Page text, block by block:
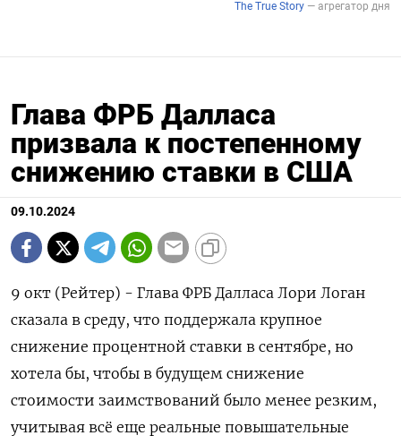
Глава ФРБ Далласа
призвала к постепенному
снижению ставки в США
09.10.2024
9 окт (Рейтер) - Глава ФРБ Далласа Лори Логан
сказала в среду, что поддержала крупное
снижение процентной ставки в сентябре, но
хотела бы, чтобы в будущем снижение
стоимости заимствований было менее резким,
учитывая всё еще реальные повышательные